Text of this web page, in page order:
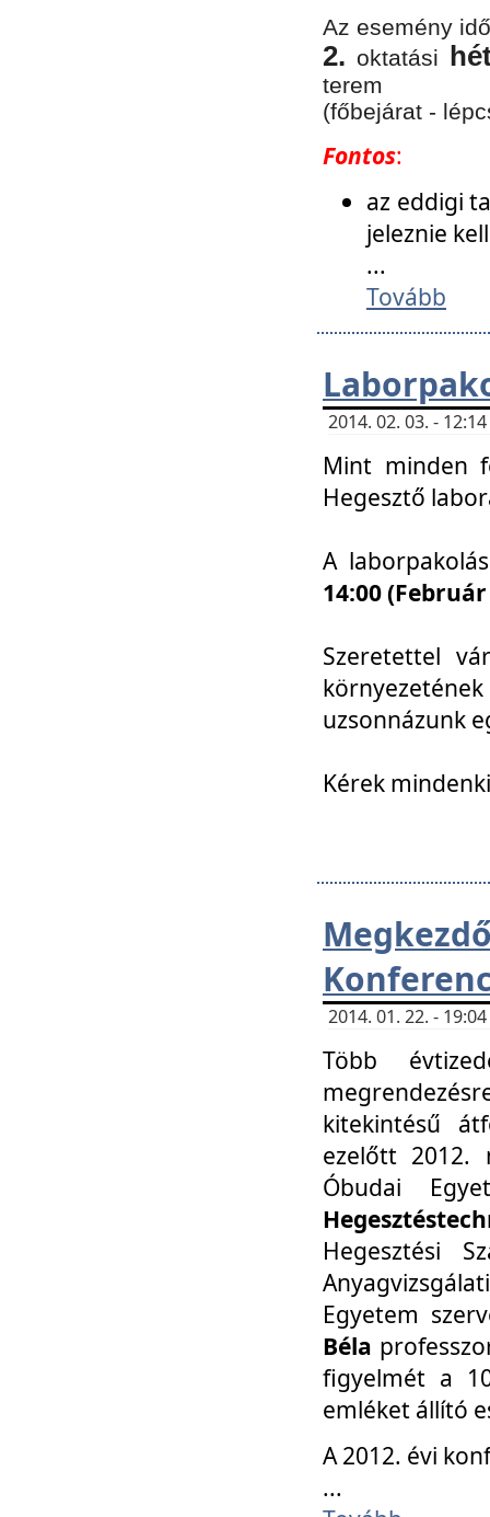
Az esemény
2. oktatási
terem
(főbejárat -
Fontos:
az eddigi
jeleznie
...
Tovább
2014. 02. 03. -
Mint minden
Hegesztő
A
14:00
Szeretettel
uzsonnázunk
Kérek
2014. 01. 22. -
Több
kitekintésű
ezelőtt 2012.
Óbudai
Hegesztési
Egyetem
Béla
figyelmét a
emléket állító
A 2012. évi
...